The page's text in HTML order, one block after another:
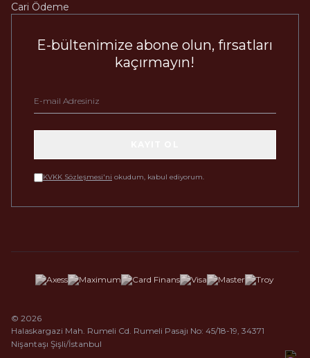
Cari Ödeme
E-bültenimize abone olun, fırsatları
kaçırmayın!
KVKK Sözleşmesi'ni okudum, kabul ediyorum.
© 2026
Halaskargazi Mah. Rumeli Cd. Rumeli Pasajı No: 45/18-19, 34371
Nişantaşı Şişli/İstanbul